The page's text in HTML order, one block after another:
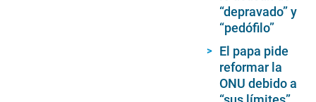
“depravado” y
“pedófilo”
El papa pide
reformar la
ONU debido a